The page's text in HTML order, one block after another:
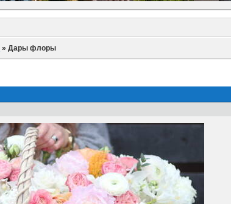
»Дары флоры